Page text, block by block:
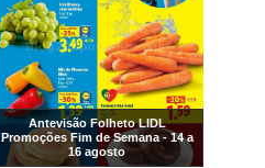
Antevisão Folheto LIDL
Promoções Fim de Semana - 14 a
16 agosto